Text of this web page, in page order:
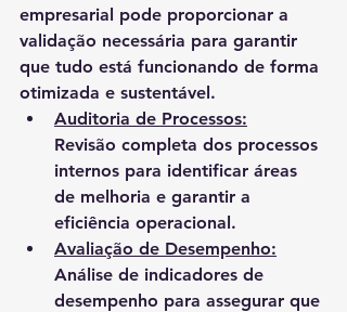
empresarial pode proporcionar a
validação necessária para garantir
que tudo está funcionando de forma
otimizada e sustentável.
Auditoria de Processos:
Revisão completa dos processos
internos para identificar áreas
de melhoria e garantir a
eficiência operacional.
Avaliação de Desempenho:
Análise de indicadores de
desempenho para assegurar que